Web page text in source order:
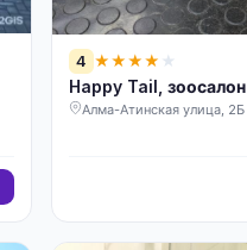
4 ★★★★ ★
Happy Tail, зоосалон
Алма-Атинская улица, 2Б